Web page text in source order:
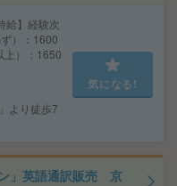
】経験次
）：1600
上）：1650
より徒歩7
気になる!
」英語通訳販売 京